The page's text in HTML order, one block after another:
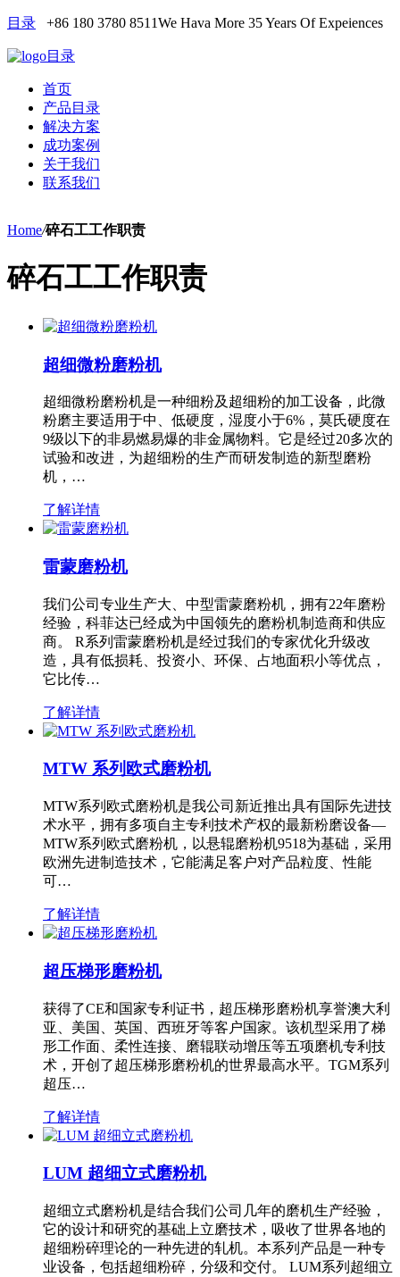
目录 +86 180 3780 8511We Hava More 35 Years Of Expeiences
目录
首页
产品目录
解决方案
成功案例
关于我们
联系我们
Home/碎石工工作职责
碎石工工作职责
超细微粉磨粉机
超细微粉磨粉机是一种细粉及超细粉的加工设备，此微
粉磨主要适用于中、低硬度，湿度小于6%，莫氏硬度在
9级以下的非易燃易爆的非金属物料。它是经过20多次的
试验和改进，为超细粉的生产而研发制造的新型磨粉
机，…
了解详情
雷蒙磨粉机
我们公司专业生产大、中型雷蒙磨粉机，拥有22年磨粉
经验，科菲达已经成为中国领先的磨粉机制造商和供应
商。 R系列雷蒙磨粉机是经过我们的专家优化升级改
造，具有低损耗、投资小、环保、占地面积小等优点，
它比传…
了解详情
MTW 系列欧式磨粉机
MTW系列欧式磨粉机是我公司新近推出具有国际先进技
术水平，拥有多项自主专利技术产权的最新粉磨设备—
MTW系列欧式磨粉机，以悬辊磨粉机9518为基础，采用
欧洲先进制造技术，它能满足客户对产品粒度、性能
可…
了解详情
超压梯形磨粉机
获得了CE和国家专利证书，超压梯形磨粉机享誉澳大利
亚、美国、英国、西班牙等客户国家。该机型采用了梯
形工作面、柔性连接、磨辊联动增压等五项磨机专利技
术，开创了超压梯形磨粉机的世界最高水平。TGM系列
超压…
了解详情
LUM 超细立式磨粉机
超细立式磨粉机是结合我们公司几年的磨机生产经验，
它的设计和研究的基础上立磨技术，吸收了世界各地的
超细粉碎理论的一种先进的轧机。本系列产品是一种专
业设备，包括超细粉碎，分级和交付。 LUM系列超细立